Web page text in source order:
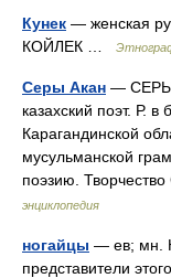
Кунек — женская
КОЙЛЕК …
Серы Акан — СЕРЫ
казахский поэт. Р.
Карагандинской
мусульманской
поэзию.
энциклопедия
ногайцы — ев; мн.
представители